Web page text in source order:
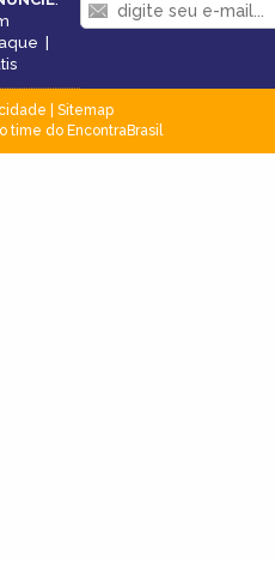
|
Sitemap
time do EncontraBrasil